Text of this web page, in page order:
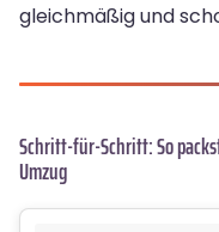
gleichmäßig und
Schritt-für-Schritt: So
Umzug